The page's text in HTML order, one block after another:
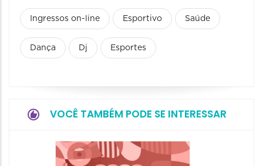
Ingressos on-line Esportivo Saúde
Dança Dj Esportes
VOCÊ TAMBÉM PODE SE INTERESSAR